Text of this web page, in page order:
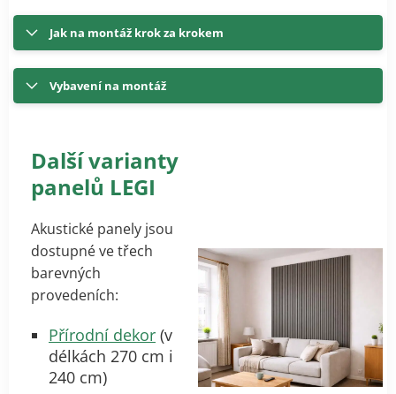
Jak na montáž krok za krokem
Vybavení na montáž
Další varianty
panelů LEGI
Akustické panely jsou
dostupné ve třech
barevných
provedeních:
Přírodní dekor (v
délkách 270 cm i
240 cm)